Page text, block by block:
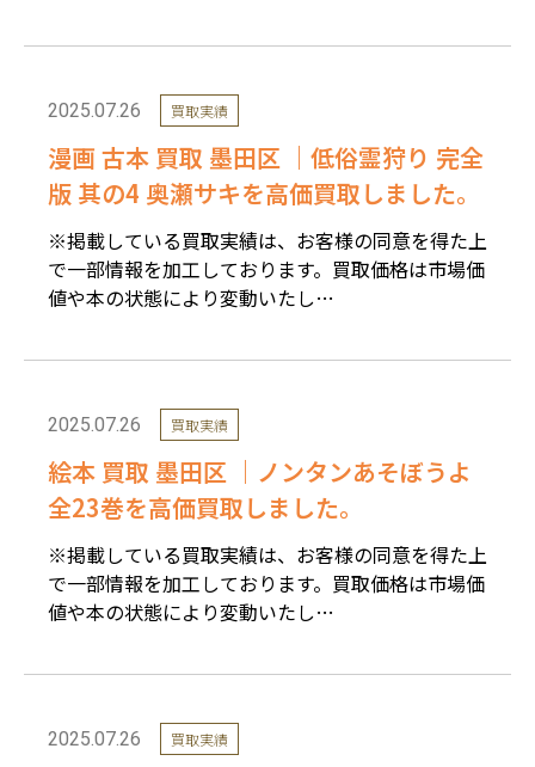
2025.07.26 買取実績
漫画 古本 買取 墨田区 ｜低俗霊狩り 完全
版 其の4 奥瀬サキを高価買取しました。
※掲載している買取実績は、お客様の同意を得た上
で一部情報を加工しております。買取価格は市場価
値や本の状態により変動いたし…
2025.07.26 買取実績
絵本 買取 墨田区 ｜ノンタンあそぼうよ
全23巻を高価買取しました。
※掲載している買取実績は、お客様の同意を得た上
で一部情報を加工しております。買取価格は市場価
値や本の状態により変動いたし…
2025.07.26 買取実績